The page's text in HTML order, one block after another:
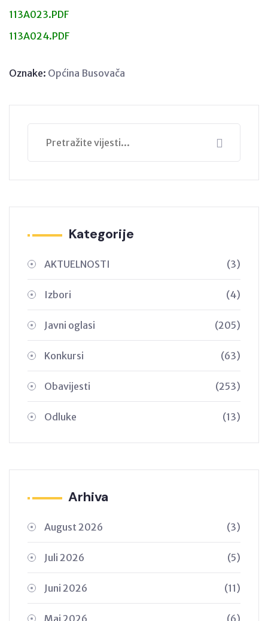
113A023.PDF
113A024.PDF
Oznake: Općina Busovača
Kategorije
AKTUELNOSTI (3)
Izbori (4)
Javni oglasi (205)
Konkursi (63)
Obavijesti (253)
Odluke (13)
Arhiva
August 2026 (3)
Juli 2026 (5)
Juni 2026 (11)
Maj 2026 (6)